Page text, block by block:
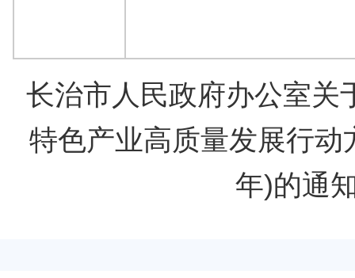
长治市人民政府办公室关
特色产业高质量发展行
年)的通